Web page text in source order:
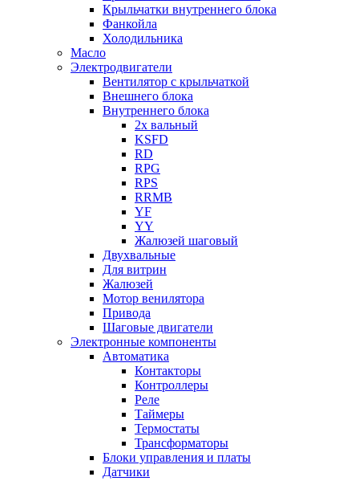
Крыльчатки внутреннего блока
Фанкойла
Холодильника
Масло
Электродвигатели
Вентилятор с крыльчаткой
Внешнего блока
Внутреннего блока
2х вальный
KSFD
RD
RPG
RPS
RRMB
YF
YY
Жалюзей шаговый
Двухвальные
Для витрин
Жалюзей
Мотор венилятора
Привода
Шаговые двигатели
Электронные компоненты
Автоматика
Контакторы
Контроллеры
Реле
Таймеры
Термостаты
Трансформаторы
Блоки управления и платы
Датчики